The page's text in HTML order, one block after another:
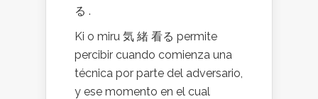
る .
Ki o miru 気 緒 看る permite
percibir cuando comienza una
técnica por parte del adversario,
y ese momento en el cual